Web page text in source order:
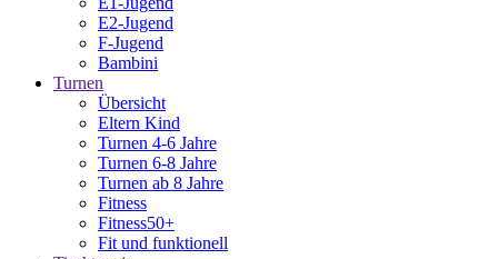
E2-Jugend
F-Jugend
Bambini
Turnen
Übersicht
Eltern Kind
Turnen 4-6 Jahre
Turnen 6-8 Jahre
Turnen ab 8 Jahre
Fitness
Fitness50+
Fit und funktionell